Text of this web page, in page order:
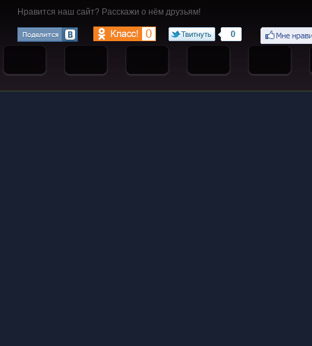
Нравится наш сайт? Расскажи о нём друзьям!